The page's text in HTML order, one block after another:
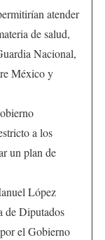
atender
de salud,
Nacional,
México y
a los
un plan de
López
de Diputados
el Gobierno